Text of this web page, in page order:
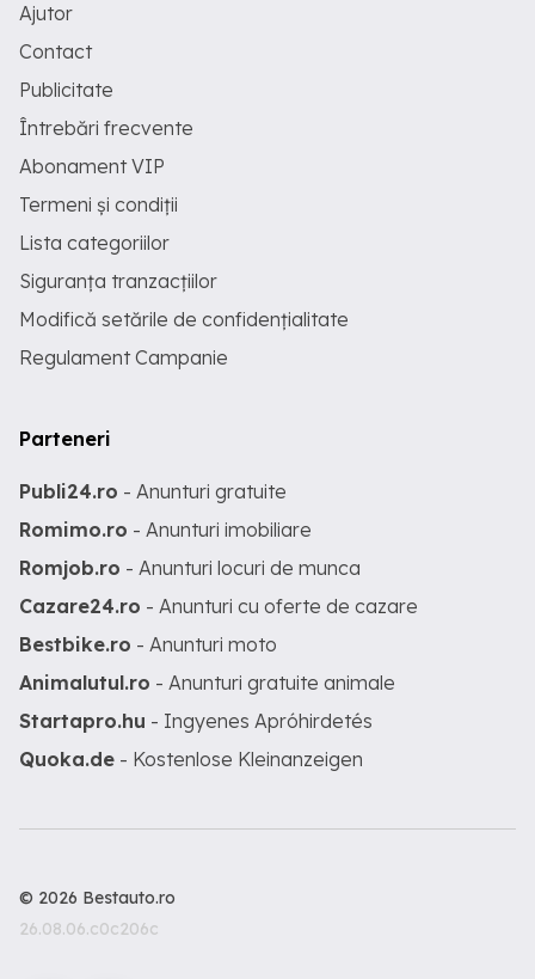
Ajutor
Contact
Publicitate
Întrebări frecvente
Abonament VIP
Termeni și condiții
Lista categoriilor
Siguranța tranzacțiilor
Modifică setările de confidențialitate
Regulament Campanie
Parteneri
Publi24.ro - Anunturi gratuite
Romimo.ro - Anunturi imobiliare
Romjob.ro - Anunturi locuri de munca
Cazare24.ro - Anunturi cu oferte de cazare
Bestbike.ro - Anunturi moto
Animalutul.ro - Anunturi gratuite animale
Startapro.hu - Ingyenes Apróhirdetés
Quoka.de - Kostenlose Kleinanzeigen
© 2026 Bestauto.ro
26.08.06.c0c206c